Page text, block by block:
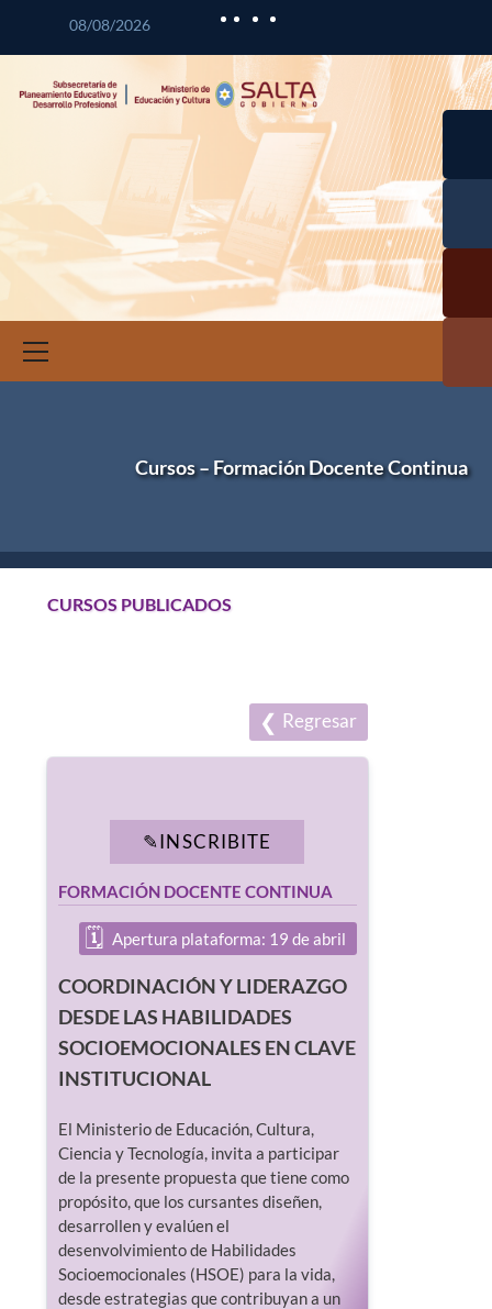
08/08/2026
Cursos – Formación Docente Continua
CURSOS PUBLICADOS
Regresar
INSCRIBITE
FORMACIÓN DOCENTE CONTINUA
COORDINACIÓN Y LIDERAZGO
DESDE LAS HABILIDADES
SOCIOEMOCIONALES EN CLAVE
INSTITUCIONAL
Apertura plataforma: 19 de abril
El Ministerio de Educación, Cultura,
Ciencia y Tecnología, invita a participar
de la presente propuesta que tiene como
propósito, que los cursantes diseñen,
desarrollen y evalúen el
desenvolvimiento de Habilidades
Socioemocionales (HSOE) para la vida,
desde estrategias que contribuyan a un
a